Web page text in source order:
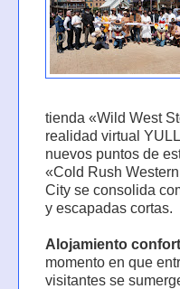
tienda «Wild West
realidad virtual
nuevos puntos de
«Cold Rush
City se consolida
y escapadas cortas.
Alojamiento
momento en que
visitantes se